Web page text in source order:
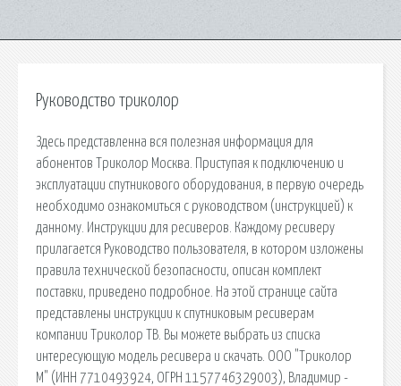
Руководство триколор
Здесь представленна вся полезная информация для
абонентов Триколор Москва. Приступая к подключению и
эксплуатации спутникового оборудования, в первую очередь
необходимо ознакомиться с руководством (инструкцией) к
данному. Инструкции для ресиверов. Каждому ресиверу
прилагается Руководство пользователя, в котором изложены
правила технической безопасности, описан комплект
поставки, приведено подробное. На этой странице сайта
представлены инструкции к спутниковым ресиверам
компании Триколор ТВ. Вы можете выбрать из списка
интересующую модель ресивера и скачать. ООО "Триколор
М" (ИНН 7710493924, ОГРН 1157746329003), Владимир -